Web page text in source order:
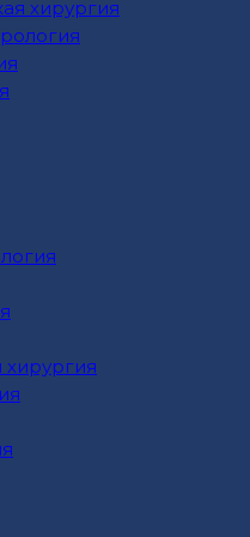
хирургия
хирургия
информации в
Законом №152-ФЗ от
все вопросы можно